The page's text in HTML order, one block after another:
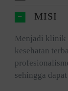
MISI
Menjadi klinik
kesehatan
sehingga